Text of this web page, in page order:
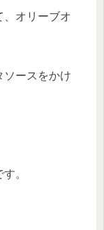
、オリーブオ
ソースをかけ
。